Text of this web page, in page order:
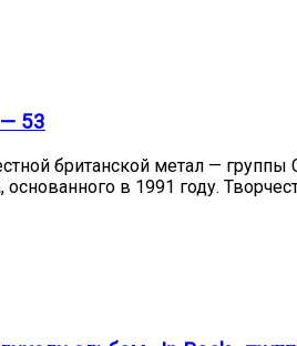
53
британской метал —
в 1991 году.